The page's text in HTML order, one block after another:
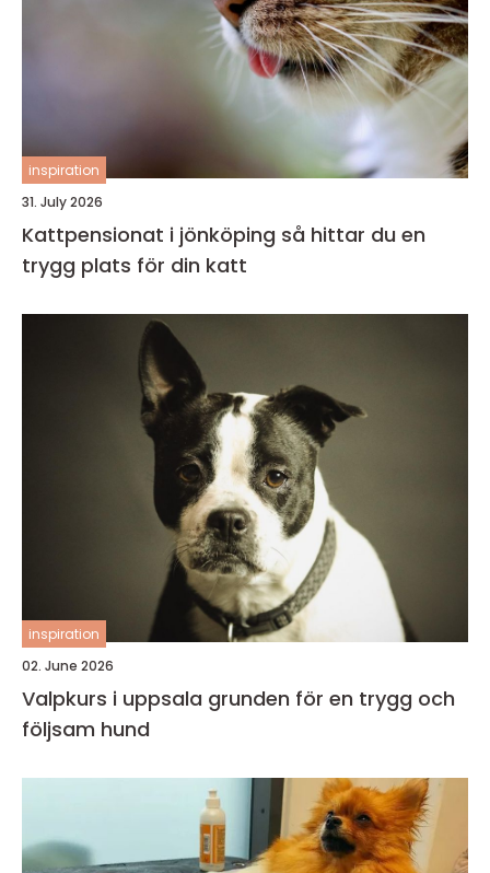
inspiration
31. July 2026
Kattpensionat i jönköping så hittar du en
trygg plats för din katt
inspiration
02. June 2026
Valpkurs i uppsala grunden för en trygg och
följsam hund